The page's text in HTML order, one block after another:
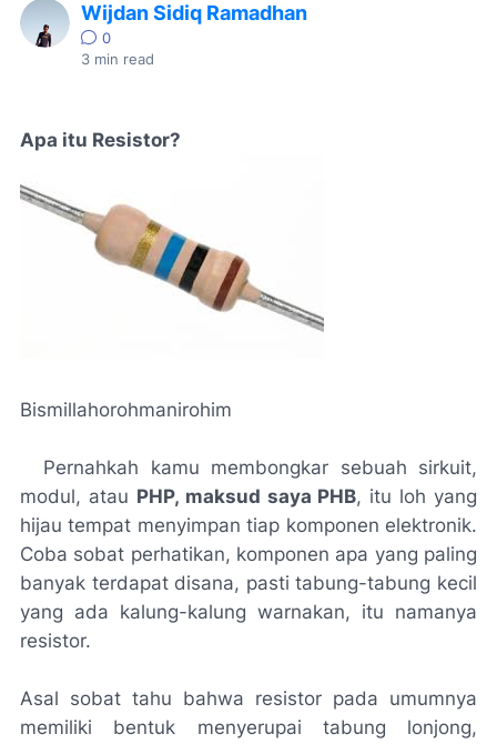
Wijdan Sidiq Ramadhan
0
3 min read
Apa itu Resistor?
Bismillahorohmanirohim
Pernahkah kamu membongkar sebuah sirkuit,
modul, atau PHP, maksud saya PHB, itu loh yang
hijau tempat menyimpan tiap komponen elektronik.
Coba sobat perhatikan, komponen apa yang paling
banyak terdapat disana, pasti tabung-tabung kecil
yang ada kalung-kalung warnakan, itu namanya
resistor.
Asal sobat tahu bahwa resistor pada umumnya
memiliki bentuk menyerupai tabung lonjong,